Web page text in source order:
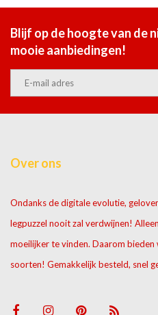
Blijf op de hoogte van de
mooie aanbiedingen!
Over ons
Ondanks de digitale evolutie,
legpuzzel nooit zal verdwijnen!
moeilijker te vinden. Daarom
soorten! Gemakkelijk besteld, snel